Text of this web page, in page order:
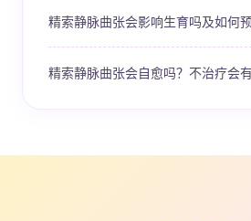
精索静脉曲张会影响生育吗及如何
精索静脉曲张会自愈吗？不治疗会